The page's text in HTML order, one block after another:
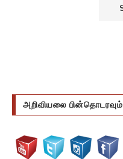
அறிவியலை பின்தொடரவும்